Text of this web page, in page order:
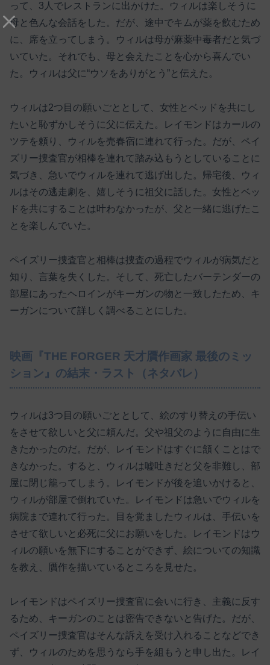
って、3人でレストランに出かけた。ウィルは楽しそうに
母と色んな会話をした。だが、途中でキムが薬を飲むため
に、席を立ってしまう。ウィルは母が麻薬中毒者だと気づ
いていた。それでも、母と会えたことを心から喜んでい
た。ウィルは父に“ウソをありがとう”と伝えた。
ウィルは2つ目の願いごととして、女性とベッドを共にし
たいと恥ずかしそうに父に伝えた。レイモンドはカールの
ツテを頼り、ウィルを売春宿に連れて行った。だが、ペイ
ズリー捜査官が相棒を連れて踏み込もうとしていることに
気づき、急いでウィルを連れて逃げ出した。帰宅後、ウィ
ルはその逃走劇を、嬉しそうに祖父に話した。女性とベッ
ドを共にすることは叶わなかったが、父と一緒に逃げたこ
とを楽しんでいた。
ペイズリー捜査官と相棒は捜査の過程でウィルが病気だと
知り、言葉を失くした。そして、死亡したバーテンダーの
部屋にあったヘロインがキーガンの物と一致したため、キ
ーガンについて詳しく調べることにした。
映画『THE FORGER 天才贋作画家 最後のミッ
ション』の結末・ラスト（ネタバレ）
ウィルは3つ目の願いごととして、絵のすり替えの手伝い
をさせて欲しいと父に頼んだ。父や祖父のように自由に生
きたかったのだ。だが、レイモンドはすぐに頷くことはで
きなかった。すると、ウィルは嘘吐きだと父を非難し、部
屋に閉じ籠ってしまう。レイモンドが後を追いかけると、
ウィルが部屋で倒れていた。レイモンドは急いでウィルを
病院まで連れて行った。目を覚ましたウィルは、手伝いを
させて欲しいと必死に父にお願いをした。レイモンドはウ
ィルの願いを無下にすることができず、絵についての知識
を教え、贋作を描いているところを見せた。
レイモンドはペイズリー捜査官に会いに行き、主義に反す
るため、キーガンのことは密告できないと告げた。だが、
ペイズリー捜査官はそんな訴えを受け入れることなどでき
ず、ウィルのためを思うなら手を組もうと申し出た。レイ